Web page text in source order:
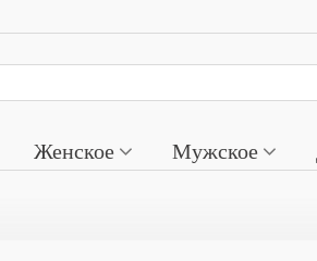
Женское Мужское